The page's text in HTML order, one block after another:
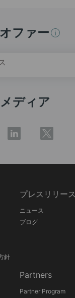
ファー
ディア
針
プレスリリース
ニュース
ブログ
Partners
Partner Program